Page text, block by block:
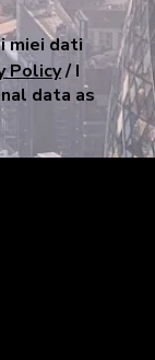
miei dati
Policy/ I
data as